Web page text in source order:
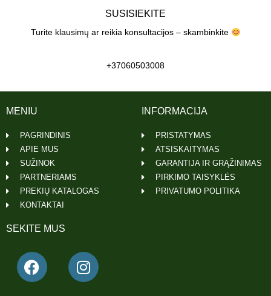
SUSISIEKITE
Turite klausimų ar reikia konsultacijos – skambinkite
+37060503008
SEKITE MUS
INFORMACIJA
PRISTATYMAS
ATSISKAITYMAS
GARANTIJA IR GRĄŽINIMAS
PIRKIMO TAISYKLĖS
PRIVATUMO POLITIKA
MENIU
PAGRINDINIS
APIE MUS
SUŽINOK
PARTNERIAMS
PREKIŲ KATALOGAS
KONTAKTAI